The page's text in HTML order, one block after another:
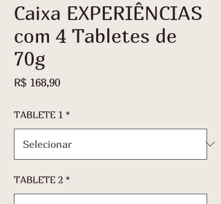
Caixa EXPERIÊNCIAS
com 4 Tabletes de
70g
R$ 168,90Preço
TABLETE 1 *
TABLETE 2 *